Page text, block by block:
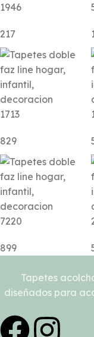
1946
217
1713
829
7220
899
Tapetes
diseñados para